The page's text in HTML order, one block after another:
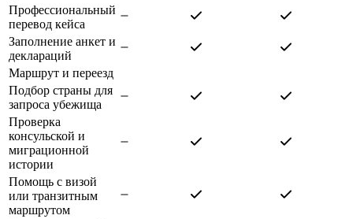
Профессиональный
перевод кейса
Заполнение анкет и
деклараций
Маршрут и переезд
Подбор страны для
запроса убежища
Проверка
консульской и
миграционной
истории
Помощь с визой
или транзитным
маршрутом